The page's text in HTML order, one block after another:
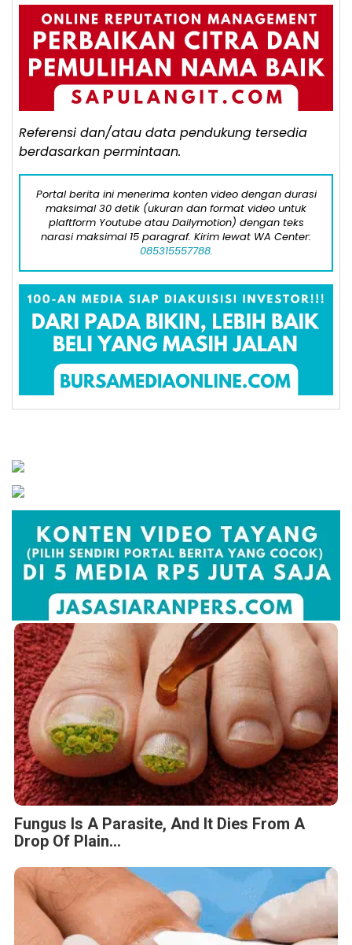
Referensi dan/atau data pendukung tersedia
berdasarkan permintaan.
Portal berita ini menerima konten video dengan durasi
maksimal 30 detik (ukuran dan format video untuk
plaftform Youtube atau Dailymotion) dengan teks
narasi maksimal 15 paragraf. Kirim lewat WA Center:
085315557788.
Fungus Is A Parasite, And It Dies From A
Drop Of Plain...